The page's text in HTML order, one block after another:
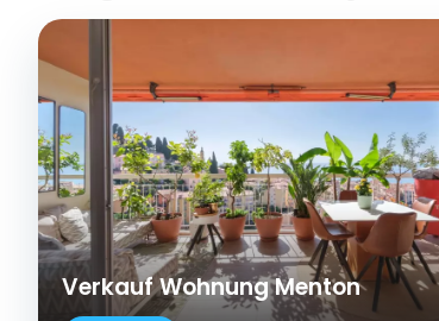
Verkauf Wohnung Menton